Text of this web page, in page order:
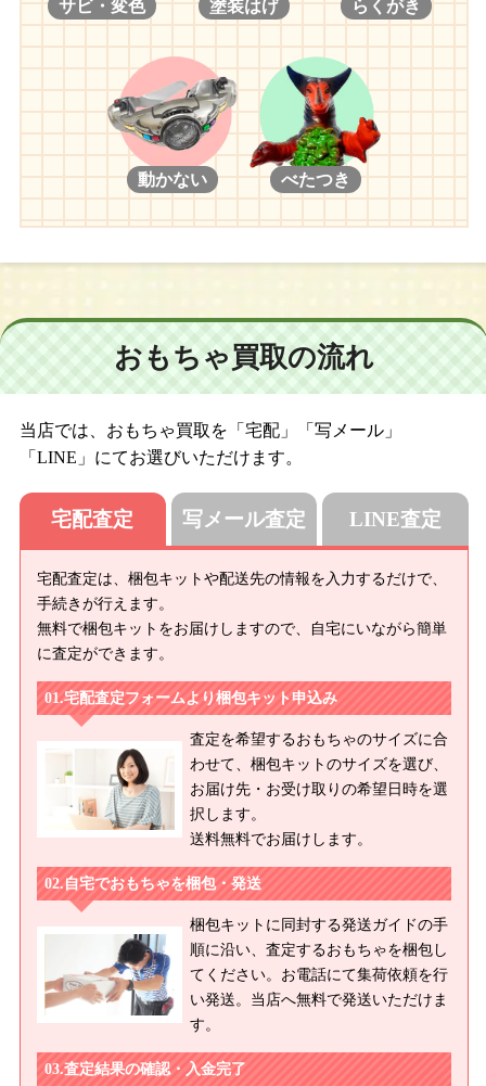
サビ・変色 塗装はげ らくがき
動かない べたつき
おもちゃ買取の流れ
当店では、おもちゃ買取を「宅配」「写メール」
「LINE」にてお選びいただけます。
宅配査定
宅配査定は、梱包キットや配送先の情報を入力するだけで、
手続きが行えます。
無料で梱包キットをお届けしますので、自宅にいながら簡単
に査定ができます。
宅配査定フォームより梱包キット申込み
査定を希望するおもちゃのサイズに合
わせて、梱包キットのサイズを選び、
お届け先・お受け取りの希望日時を選
択します。
送料無料でお届けします。
自宅でおもちゃを梱包・発送
梱包キットに同封する発送ガイドの手
順に沿い、査定するおもちゃを梱包し
てください。お電話にて集荷依頼を行
い発送。当店へ無料で発送いただけま
す。
査定結果の確認・入金完了
写メール査定 LINE査定